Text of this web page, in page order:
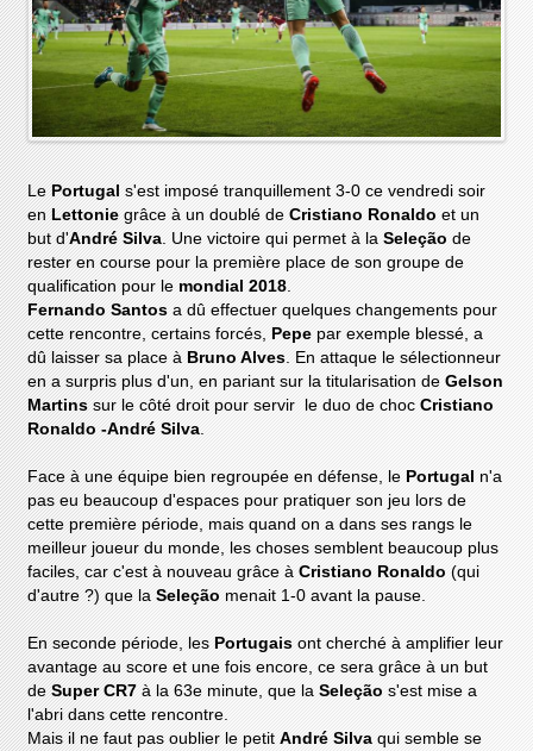
LePortugals'est imposé tranquillement 3-0 ce vendredi soir
enLettoniegrâce à un doublé deCristiano Ronaldo et un
but d'André Silva . Une victoire qui permet à laSeleçãode
rester en course pour la première place de son groupe de
qualification pour lemondial 2018
Fernando Santos a dû effectuer quelques changements pour
cette rencontre, certains forcés,
Pepepar exemple blessé, a
dû laisser sa place à Bruno Alves . En attaque le sélectionneur
en a surpris plus d'un, en pariant sur la titularisation deGelson
Martinssur le côté droit pour servir le duo de chocCristiano
Ronaldo -André Silva
Face à une équipe bien regroupée en défense, le Portugaln'a
pas eu beaucoup d'espaces pour pratiquer son jeu lors de
cette première période, mais quand on a dans ses rangs le
meilleur joueur du monde, les choses semblent beaucoup plus
faciles, car c'est à nouveau grâce àCristiano Ronaldo (qui
d'autre ?) que laSeleçãomenait 1-0 avant la pause.
En seconde période, les Portugaisont cherché à amplifier leur
avantage au score et une fois encore, ce sera grâce à un but
deSuper CR7 à la 63e minute, que laSeleçãos'est mise a
l'abri dans cette rencontre.
Mais il ne faut pas oublier le petitAndré Silva qui semble se